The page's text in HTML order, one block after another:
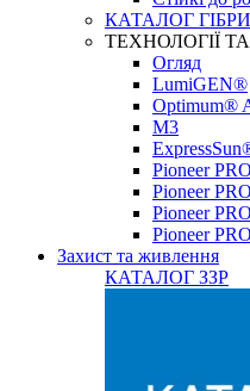
КАТАЛОГ
ТЕХНОЛОГІЇ
Огляд
LumiGEN®
Optimum®
М3
Pioneer
Pioneer
Pioneer
Pioneer
Захист та живлення
КАТАЛОГ ЗЗР